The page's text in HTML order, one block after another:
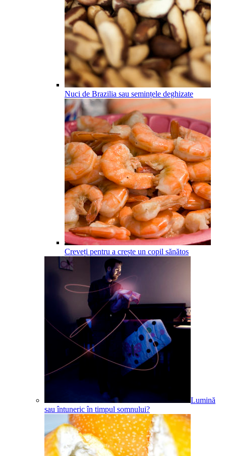
Nuci de Brazilia sau semințele deghizate
Creveți pentru a crește un copil sănătos
Lumină
sau întuneric în timpul somnului?